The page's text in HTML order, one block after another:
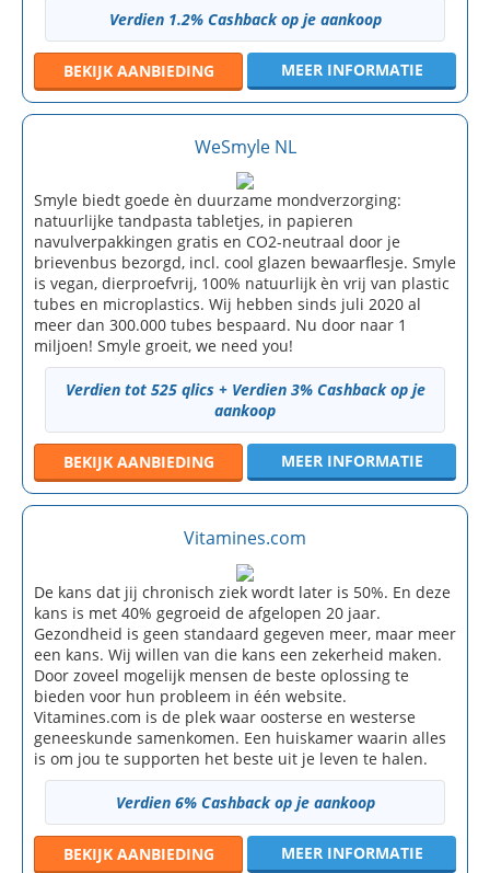
Verdien 1.2% Cashback op je aankoop
BEKIJK AANBIEDING MEER INFORMATIE
WeSmyle NL
Smyle biedt goede èn duurzame mondverzorging:
natuurlijke tandpasta tabletjes, in papieren
navulverpakkingen gratis en CO2-neutraal door je
brievenbus bezorgd, incl. cool glazen bewaarflesje. Smyle
is vegan, dierproefvrij, 100% natuurlijk èn vrij van plastic
tubes en microplastics. Wij hebben sinds juli 2020 al
meer dan 300.000 tubes bespaard. Nu door naar 1
miljoen! Smyle groeit, we need you!
Verdien tot 525 qlics + Verdien 3% Cashback op je
aankoop
BEKIJK AANBIEDING MEER INFORMATIE
Vitamines.com
De kans dat jij chronisch ziek wordt later is 50%. En deze
kans is met 40% gegroeid de afgelopen 20 jaar.
Gezondheid is geen standaard gegeven meer, maar meer
een kans. Wij willen van die kans een zekerheid maken.
Door zoveel mogelijk mensen de beste oplossing te
bieden voor hun probleem in één website.
Vitamines.com is de plek waar oosterse en westerse
geneeskunde samenkomen. Een huiskamer waarin alles
is om jou te supporten het beste uit je leven te halen.
Verdien 6% Cashback op je aankoop
BEKIJK AANBIEDING MEER INFORMATIE